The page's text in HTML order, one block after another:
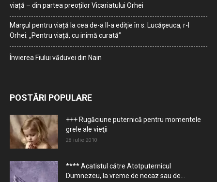
viață – din partea preoților Vicariatului Orhei
Marșul pentru viață la cea de-a II-a ediție în s. Lucășeuca, r-l
Orhei: „Pentru viață, cu inimă curată”
Învierea Fiului văduvei din Nain
POSTĂRI POPULARE
+++ Rugăciune puternică pentru momentele
grele ale vieţii
28 iulie 2010
**** Acatistul către Atotputernicul
Dumnezeu, la vreme de necaz sau de...